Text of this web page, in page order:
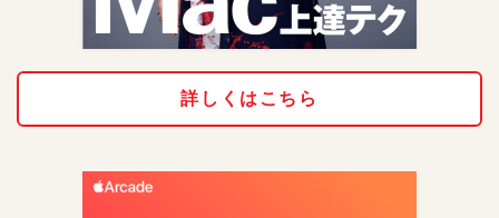
詳しくはこちら